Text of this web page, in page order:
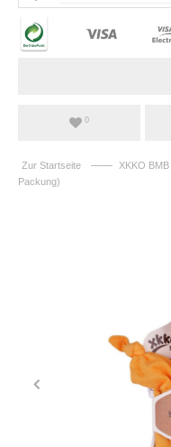
0
Zur Startseite ——
XKKO
Packung)